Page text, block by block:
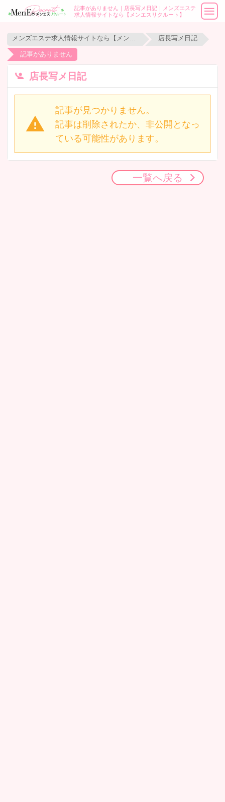
記事がありません｜店長写メ日記｜メンズエステ
求人情報サイトなら【メンエスリクルート】
店長写メ日記
記事がありません
店長写メ日記
記事が見つかりません。
記事は削除されたか、非公開となっ
ている可能性があります。
一覧へ戻る